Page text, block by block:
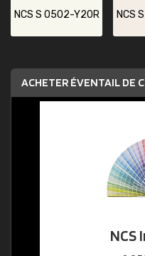
NCS S 0502-Y20R NCS
ACHETER ÉVENTAIL DE
NCS